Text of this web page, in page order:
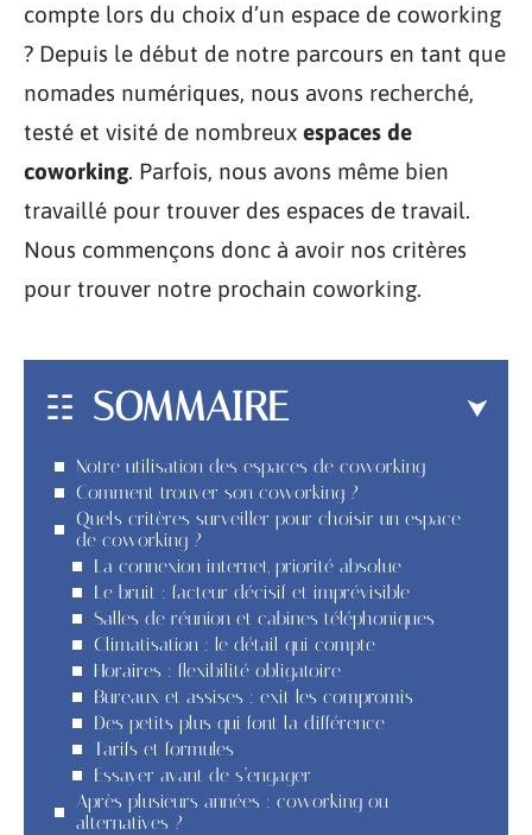
compte lors du choix d’un espace de coworking
? Depuis le début de notre parcours en tant que
nomades numériques, nous avons recherché,
testé et visité de nombreux espaces de
coworking. Parfois, nous avons même bien
travaillé pour trouver des espaces de travail.
Nous commençons donc à avoir nos critères
pour trouver notre prochain coworking.
SOMMAIRE
Notre utilisation des espaces de coworking
Comment trouver son coworking ?
Quels critères surveiller pour choisir un espace
de coworking ?
La connexion internet, priorité absolue
Le bruit : facteur décisif et imprévisible
Salles de réunion et cabines téléphoniques
Climatisation : le détail qui compte
Horaires : flexibilité obligatoire
Bureaux et assises : exit les compromis
Des petits plus qui font la différence
Tarifs et formules
Essayer avant de s’engager
Après plusieurs années : coworking ou
alternatives ?